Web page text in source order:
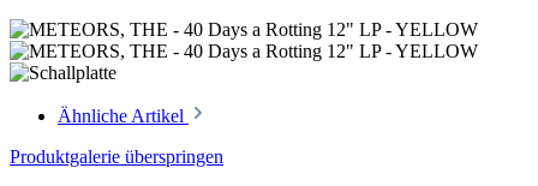
Ähnliche Artikel
Produktgalerie überspringen